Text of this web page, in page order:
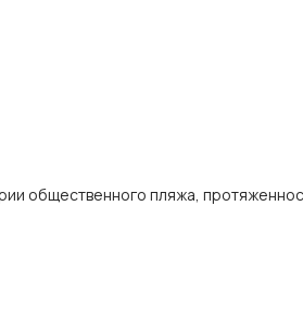
общественного пляжа,